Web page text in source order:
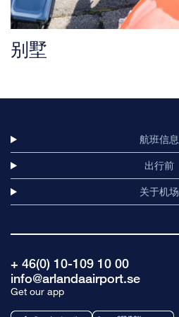
别墅
航班信息
出行前
关于机场
+ 46(0) 10-109 10 00
info@arlandaairport.se
Get our app